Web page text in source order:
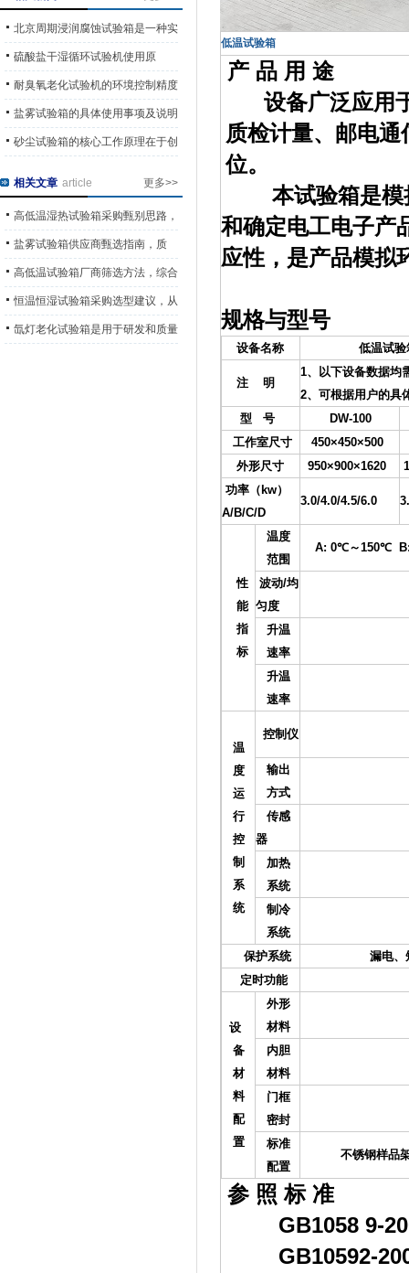
北京周期浸润腐蚀试验箱是一种实
用的工业测试工具
硫酸盐干湿循环试验机使用原
则“试样标准化、操作规范化”
耐臭氧老化试验机的环境控制精度
会直接决定试验结果的可信度
盐雾试验箱的具体使用事项及说明
砂尘试验箱的核心工作原理在于创
相关文章 article 更多>>
高低温湿热试验箱采购甄别思路，
依托产品质量与市场表现选型
盐雾试验箱供应商甄选指南，质
量、信誉、服务多维对比方法
高低温试验箱厂商筛选方法，综合
实力多维度甄别采购参考
恒温恒湿试验箱采购选型建议，从
口碑与综合实力规避采购风险
氙灯老化试验箱是用于研发和质量
低温试验箱
产 品 用 途
设备广泛应用于
质检计量、邮电
位。
本试验箱是模拟
和确定电工电子产
应性，是产品模拟
规格与型号
设备名称 低温试验箱、
注 明
1、以下设备数据均
2、可根据用户的具
型 号
DW-100
工作室尺寸
450×450×500
外形尺寸
950×900×1620
功率（kw）
A/B/C/D
3.0/4.0/4.5/6.0
性
能
指
标
温度
范围
A: 0℃～150℃ B:
波动/均
匀度
升温
速率
升温
速率
温
度
运
行
控
制
系
统
控制仪
输出
方式
传感
器
加热
系统
制冷
系统
保护系统
漏电、短路、
定时功能
设
备
材
料
配
置
外形
材料
内胆
材料
门框
密封
标准
配置
不锈钢样品架2
参 照 标 准
GB1058 9-
GB10592-